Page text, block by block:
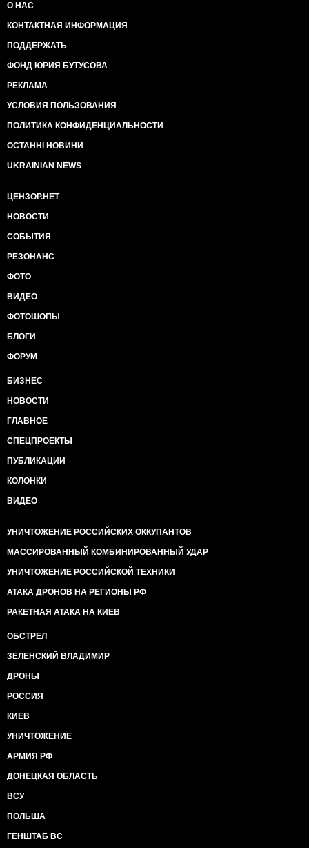
О НАС
КОНТАКТНАЯ ИНФОРМАЦИЯ
ПОДДЕРЖАТЬ
ФОНД ЮРИЯ БУТУСОВА
РЕКЛАМА
УСЛОВИЯ ПОЛЬЗОВАНИЯ
ПОЛИТИКА КОНФИДЕНЦИАЛЬНОСТИ
ОСТАННІ НОВИНИ
UKRAINIAN NEWS
ЦЕНЗОР.НЕТ
НОВОСТИ
СОБЫТИЯ
РЕЗОНАНС
ФОТО
ВИДЕО
ФОТОШОПЫ
БЛОГИ
ФОРУМ
БИЗНЕС
НОВОСТИ
ГЛАВНОЕ
СПЕЦПРОЕКТЫ
ПУБЛИКАЦИИ
КОЛОНКИ
ВИДЕО
УНИЧТОЖЕНИЕ РОССИЙСКИХ ОККУПАНТОВ
МАССИРОВАННЫЙ КОМБИНИРОВАННЫЙ УДАР
УНИЧТОЖЕНИЕ РОССИЙСКОЙ ТЕХНИКИ
АТАКА ДРОНОВ НА РЕГИОНЫ РФ
РАКЕТНАЯ АТАКА НА КИЕВ
ОБСТРЕЛ
ЗЕЛЕНСКИЙ ВЛАДИМИР
ДРОНЫ
РОССИЯ
КИЕВ
УНИЧТОЖЕНИЕ
АРМИЯ РФ
ДОНЕЦКАЯ ОБЛАСТЬ
ВСУ
ПОЛЬША
ГЕНШТАБ ВС